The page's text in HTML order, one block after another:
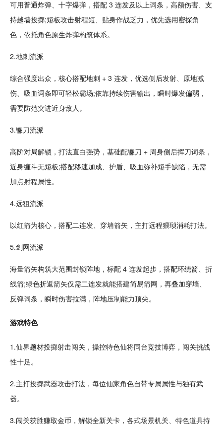
可用普通炸弹、十字爆弹，搭配 3 连发及以上词条，高额伤害、支
持越墙投掷;短板攻击射程短、贴身作战乏力，优先选用密探角
色，依托角色原生炸弹构筑体系。
2.地刺流派
综合强度出众，核心搭配地刺 + 3 连发，优选侧后发射、原地减
伤、吸血词条即可轻松霸场;依靠持续伤害输出，瞬时爆发偏弱，
需要防范突进近身敌人。
3.镰刀流派
高阶对局解锁，打法直白强势，基础配镰刀 + 周身侧后挥刀词条，
近身缠斗无短板;搭配移速加成、护盾、吸血弥补短手缺陷，无需
加点射程属性。
4.远狙流派
以红箭为核心，搭配二连发、穿墙箭矢，主打远程猥琐消耗打法。
5.剑网流派
海量箭矢构筑大范围封锁阵地，标配 4 连发起步，搭配环绕箭、折
线箭;绿色折返箭矢仅需二连发就能搭建简易箭网，再叠加穿墙、
反弹词条，瞬时伤害拉满，阵地压制能力顶尖。
游戏特色
1.仙界题材投掷射击闯关，操控特色仙将同台竞技博弈，闯关挑战
性十足。
2.主打投掷武器攻击打法，每位仙家角色自带专属属性与独有武
器。
3.闯关获胜赚取金币，解锁全新关卡，各式场景机关、特色道具持